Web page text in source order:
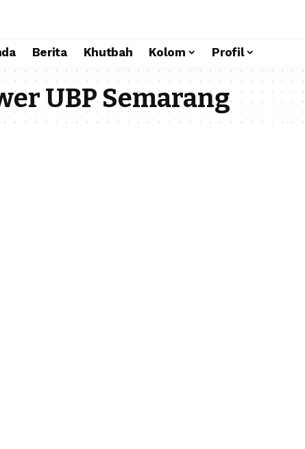
Berita Khutbah Kolom Profil
UBP Semarang